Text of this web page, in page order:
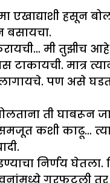
एखाद्याशी हसून
बसायचा.
मी
मात्र
पण असे
ती घाबरून
कशी काढू…
निर्णय घेतला.
गुरफटली तर